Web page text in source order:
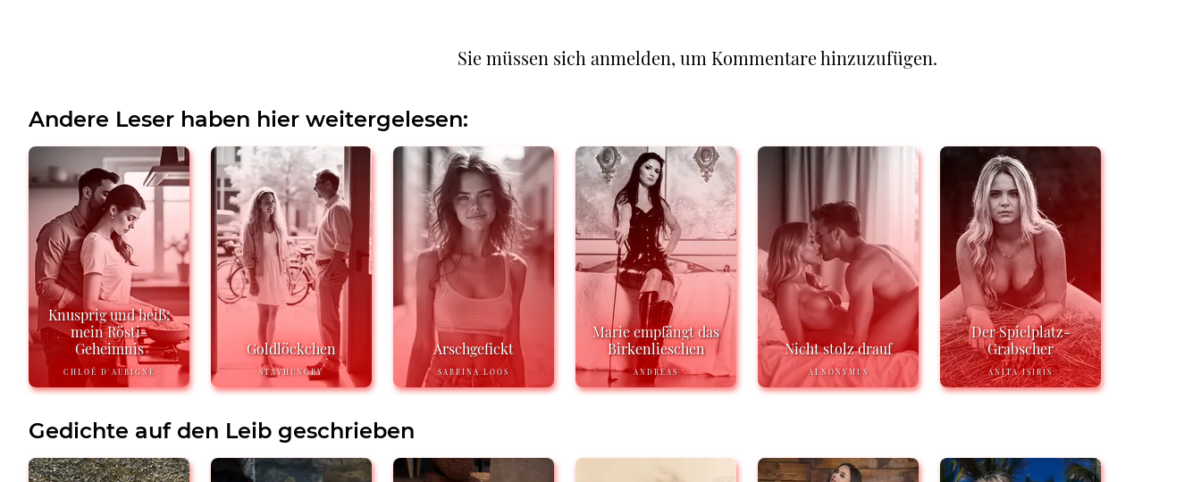
Sie müssen sich anmelden, um Kommentare hinzuzufügen.
Andere Leser haben hier weitergelesen:
Knusprig und heiß:
mein Rösti-
Geheimnis
CHLOÉ D'AUBIGNÉ
Goldlöckchen
STAYHUNGRY
Arschgefickt
SABRINA LOOS
Marie empfängt das
Birkenlieschen
ANDREAS
Nicht stolz drauf
ALNONYMUS
Der Spielplatz-
Grabscher
ANITA ISIRIS
Gedichte auf den Leib geschrieben